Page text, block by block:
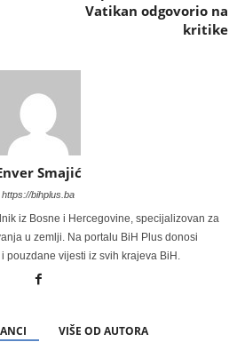
Vatikan odgovorio na
kritike
Smajić
https://bihplus.ba
iz Bosne i Hercegovine, specijalizovan za
u zemlji. Na portalu BiH Plus donosi
pouzdane vijesti iz svih krajeva BiH.
VIŠE OD AUTORA